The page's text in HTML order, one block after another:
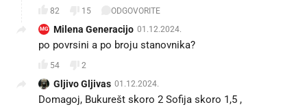
82 15 ODGOVORITE
MG Milena Generacijo 01.12.2024.
po povrsini a po broju stanovnika?
54 2
Gljivo Gljivas 01.12.2024.
Domagoj, Bukurešt skoro 2 Sofija skoro 1,5 ,